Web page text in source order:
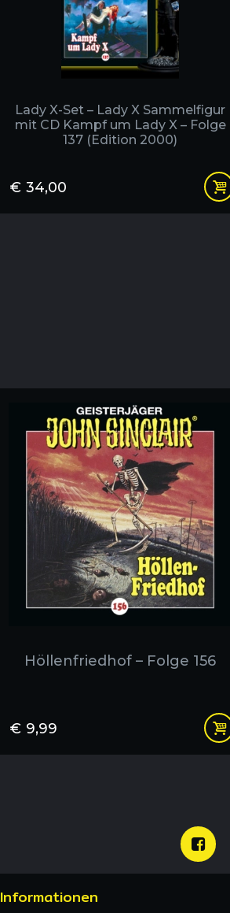
Lady X-Set – Lady X Sammelfigur
mit CD Kampf um Lady X – Folge
137 (Edition 2000)
€ 34,00
Höllenfriedhof – Folge 156
€ 9,99
Informationen